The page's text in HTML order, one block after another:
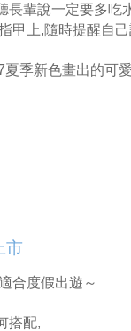
長輩說一定要多吃
甲上,隨時提醒自
季新色畫出的可
市
合度假出遊～
搭配,